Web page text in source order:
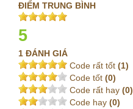
ĐIỂM TRUNG BÌNH
5
1 ĐÁNH GIÁ
Code rất tốt (1)
Code tốt (0)
Code rất hay (0)
Code hay (0)